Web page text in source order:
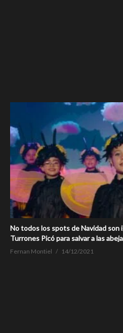
No todos los spots de Navidad son
Turrones Picó para salvar a las
Fernan Montiel 14/12/2021